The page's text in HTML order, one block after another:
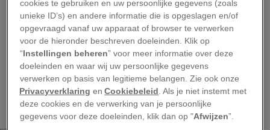
1
cookies te gebruiken en uw persoonlijke gegevens (zoals
unieke ID’s) en andere informatie die is opgeslagen en/of
opgevraagd vanaf uw apparaat of browser te verwerken
voor de hieronder beschreven doeleinden. Klik op
“Instellingen beheren” voor meer informatie over deze
doeleinden en waar wij uw persoonlijke gegevens
verwerken op basis van legitieme belangen. Zie ook onze
Privacyverklaring enCookiebeleid . Als je niet instemt met
deze cookies en de verwerking van je persoonlijke
gegevens voor deze doeleinden, klik dan op "Afwijzen”.